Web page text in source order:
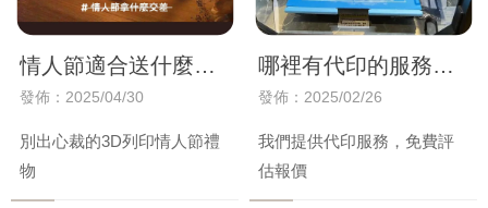
情人節適合送什麼禮
物？
發佈：2025/04/30
別出心裁的3D列印情人節禮
物
哪裡有代印的服務？
【台中Bambu Lab 3D
Lab 3D列印機】
發佈：2025/02/26
我們提供代印服務，免費評
估報價